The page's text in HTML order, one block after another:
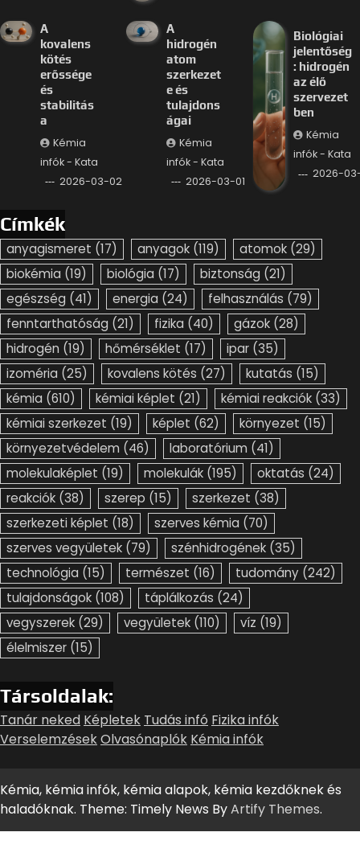
A
kovalens
kötés
erőssége
és
stabilitás
a
Kémia
infók - Kata
2026-03-02
A
hidrogén
atom
szerkezet
e és
tulajdons
ágai
Kémia
infók - Kata
2026-03-01
Biológiai
jelentőség
: hidrogén
az élő
szervezet
ben
Kémia
infók - Kata
2026-
Címkék
anyagismeret (17) anyagok (119) atomok (29)
biokémia (19) biológia (17) biztonság (21)
egészség (41) energia (24) felhasználás (79)
fenntarthatóság (21) fizika (40) gázok (28)
hidrogén (19) hőmérséklet (17) ipar (35)
izoméria (25) kovalens kötés (27) kutatás (15)
kémia (610) kémiai képlet (21) kémiai reakciók (33)
kémiai szerkezet (19) képlet (62) környezet (15)
környezetvédelem (46) laboratórium (41)
molekulaképlet (19) molekulák (195) oktatás (24)
reakciók (38) szerep (15) szerkezet (38)
szerkezeti képlet (18) szerves kémia (70)
szerves vegyületek (79) szénhidrogének (35)
technológia (15) természet (16) tudomány (242)
tulajdonságok (108) táplálkozás (24)
vegyszerek (29) vegyületek (110) víz (19)
élelmiszer (15)
Társoldalak:
Tanár neked Képletek Tudás infó Fizika infók
VerselemzésekOlvasónaplók Kémia infók
Kémia, kémia infók, kémia alapok, kémia kezdőknek és
haladóknak. Theme: Timely News ByArtify Themes.